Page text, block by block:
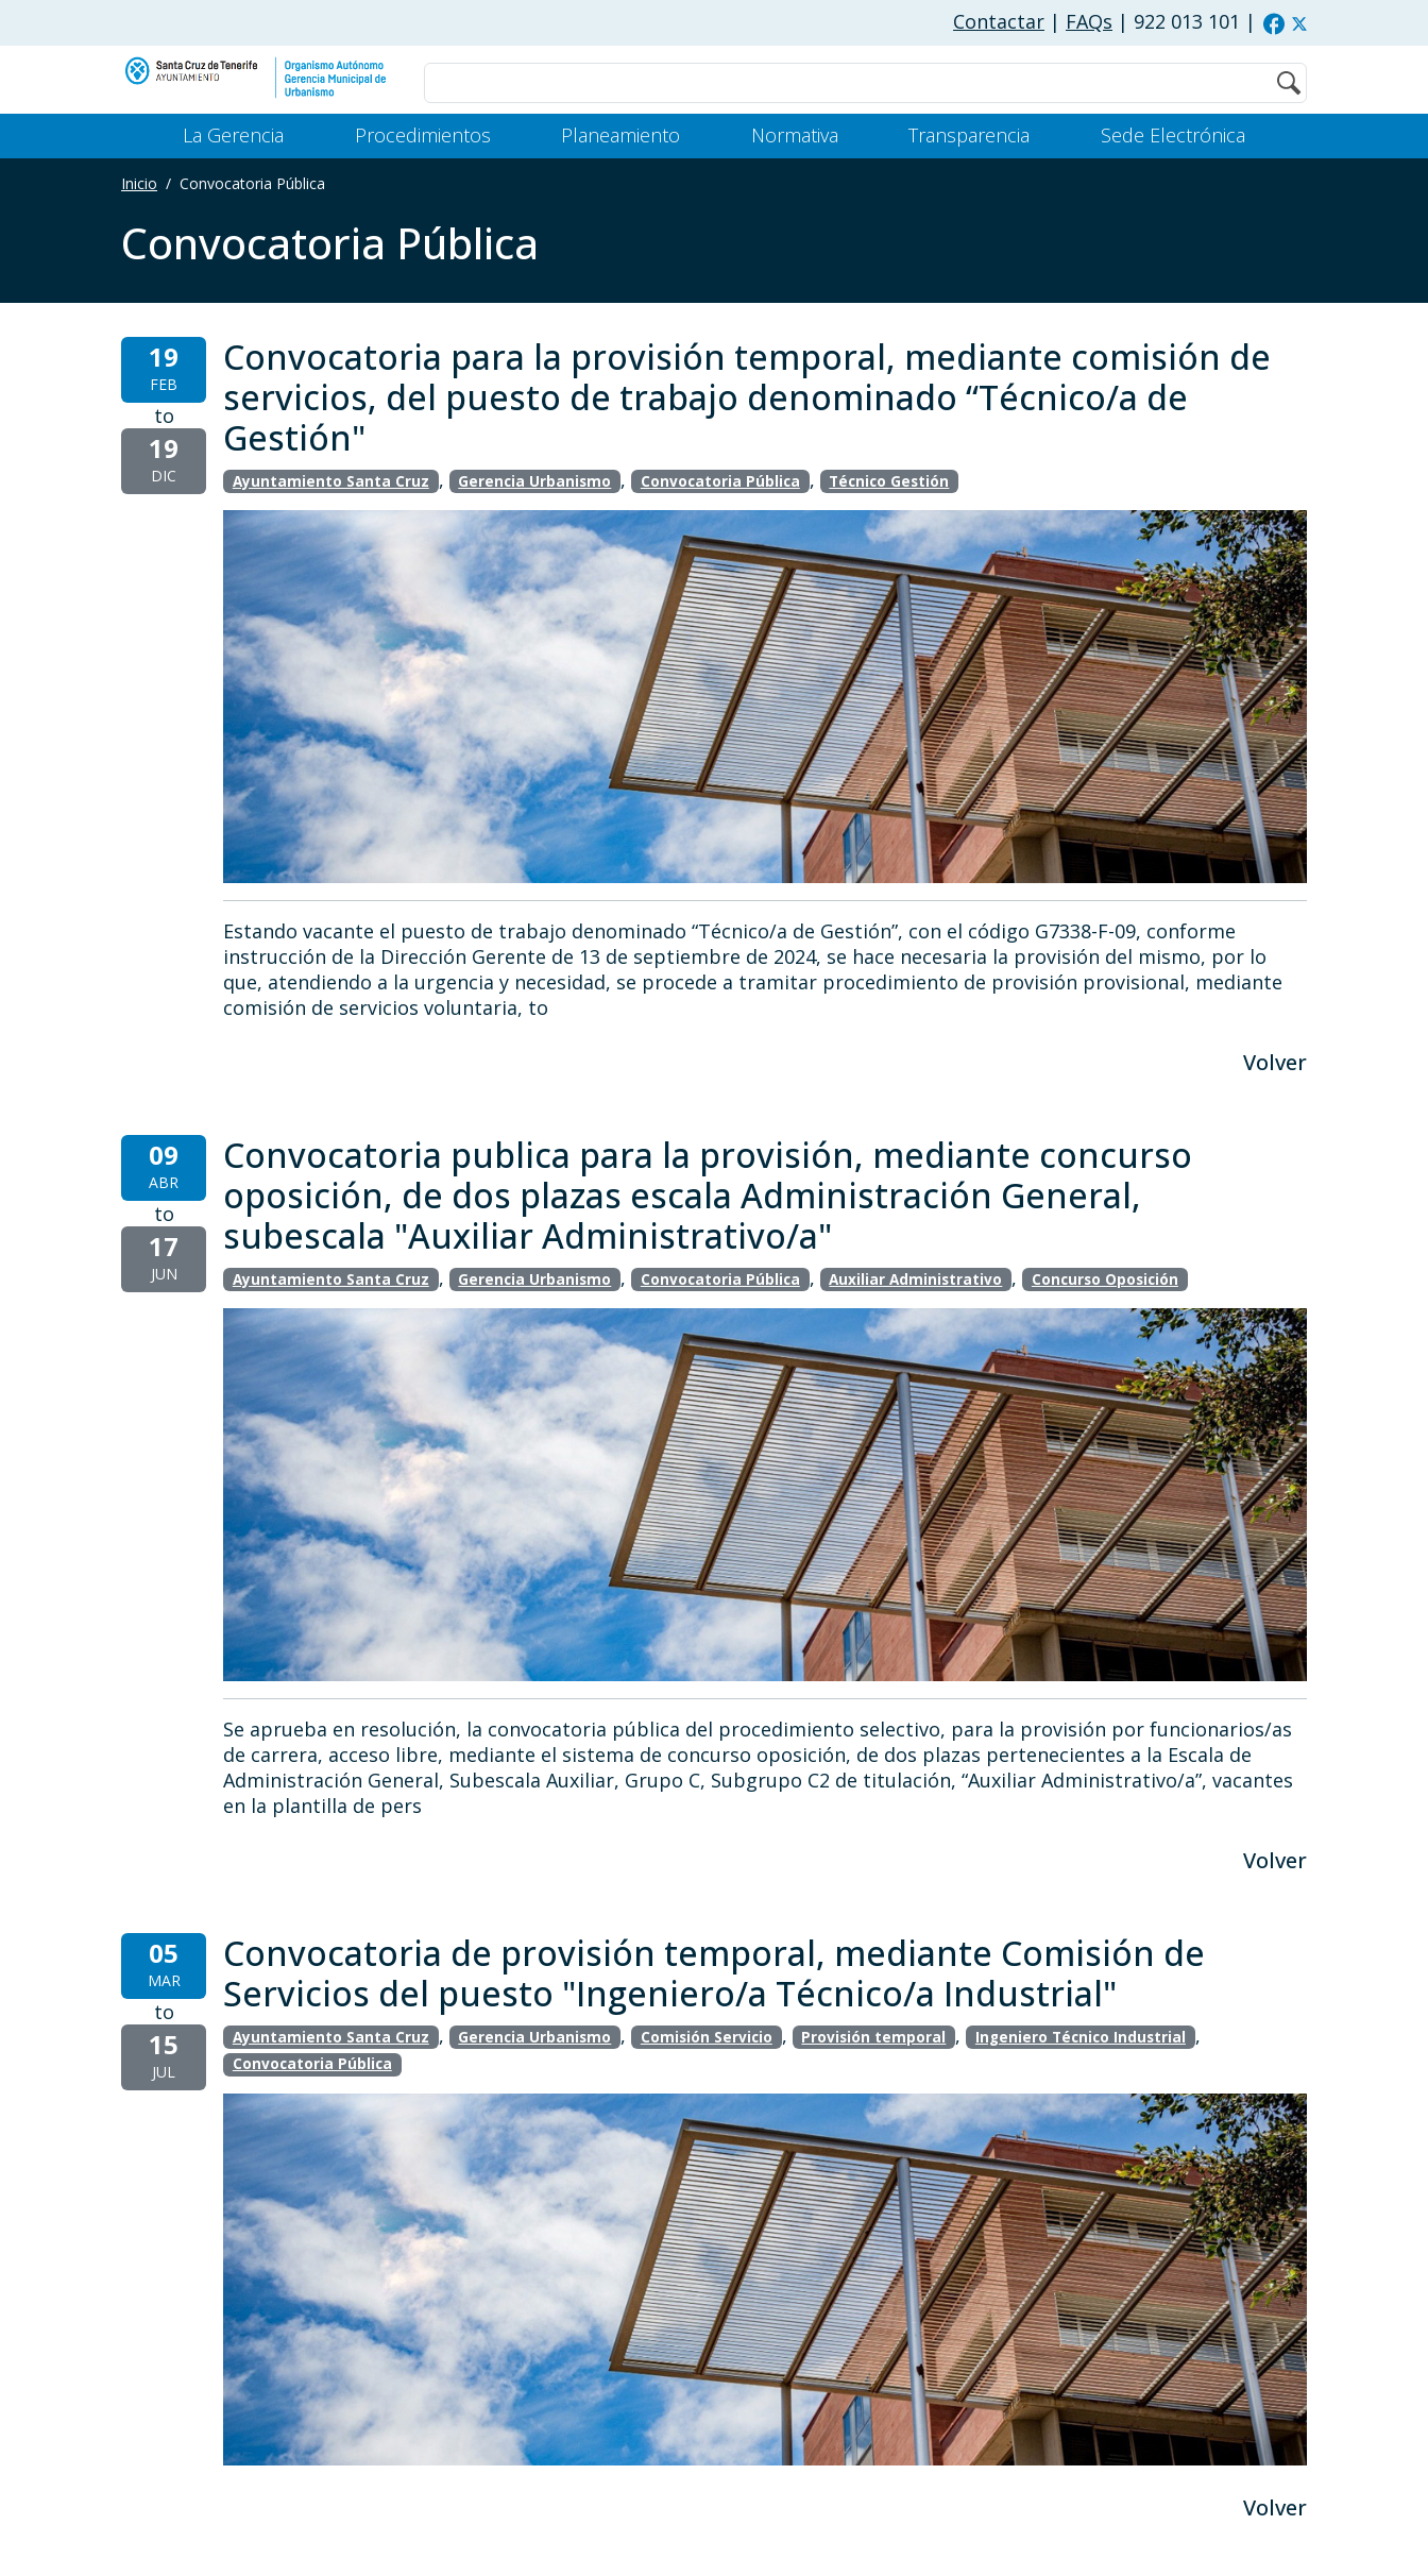
Contactar | FAQs | 922 013 101 |
Buscar
Main Menu Gerencia
La Gerencia Procedimientos Planeamiento Normativa Transparencia Sede Electrónica
Inicio Convocatoria Pública
Convocatoria Pública
19
FEB
to
19
DIC
Convocatoria para la provisión temporal, mediante comisión de
servicios, del puesto de trabajo denominado “Técnico/a de
Gestión"
Ayuntamiento Santa Cruz , Gerencia Urbanismo , Convocatoria Pública , Técnico Gestión
Estando vacante el puesto de trabajo denominado “Técnico/a de Gestión”, con el código G7338-F-09, conforme
instrucción de la Dirección Gerente de 13 de septiembre de 2024, se hace necesaria la provisión del mismo, por lo
que, atendiendo a la urgencia y necesidad, se procede a tramitar procedimiento de provisión provisional, mediante
comisión de servicios voluntaria, to
Volver
09
ABR
to
17
JUN
Convocatoria publica para la provisión, mediante concurso
oposición, de dos plazas escala Administración General,
subescala "Auxiliar Administrativo/a"
Ayuntamiento Santa Cruz , Gerencia Urbanismo , Convocatoria Pública , Auxiliar Administrativo , Concurso Oposición
Se aprueba en resolución, la convocatoria pública del procedimiento selectivo, para la provisión por funcionarios/as
de carrera, acceso libre, mediante el sistema de concurso oposición, de dos plazas pertenecientes a la Escala de
Administración General, Subescala Auxiliar, Grupo C, Subgrupo C2 de titulación, “Auxiliar Administrativo/a”, vacantes
en la plantilla de pers
Volver
05
MAR
to
15
JUL
Convocatoria de provisión temporal, mediante Comisión de
Servicios del puesto "Ingeniero/a Técnico/a Industrial"
Ayuntamiento Santa Cruz , Gerencia Urbanismo , Comisión Servicio , Provisión temporal , Ingeniero Técnico Industrial ,
Convocatoria Pública
Volver